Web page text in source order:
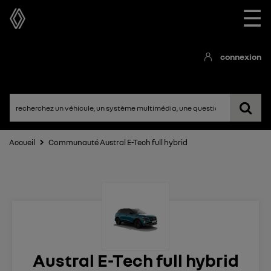
☰
connexion
Accueil Communauté Austral E-Tech full hybrid
Austral E-Tech full hybrid